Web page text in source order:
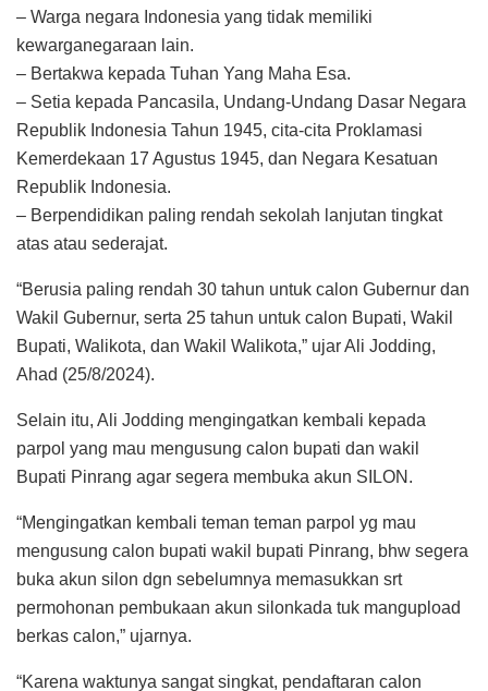
– Warga negara Indonesia yang tidak memiliki
kewarganegaraan lain.
– Bertakwa kepada Tuhan Yang Maha Esa.
– Setia kepada Pancasila, Undang-Undang Dasar Negara
Republik Indonesia Tahun 1945, cita-cita Proklamasi
Kemerdekaan 17 Agustus 1945, dan Negara Kesatuan
Republik Indonesia.
– Berpendidikan paling rendah sekolah lanjutan tingkat
atas atau sederajat.
“Berusia paling rendah 30 tahun untuk calon Gubernur dan
Wakil Gubernur, serta 25 tahun untuk calon Bupati, Wakil
Bupati, Walikota, dan Wakil Walikota,” ujar Ali Jodding,
Ahad (25/8/2024).
Selain itu, Ali Jodding mengingatkan kembali kepada
parpol yang mau mengusung calon bupati dan wakil
Bupati Pinrang agar segera membuka akun SILON.
“Mengingatkan kembali teman teman parpol yg mau
mengusung calon bupati wakil bupati Pinrang, bhw segera
buka akun silon dgn sebelumnya memasukkan srt
permohonan pembukaan akun silonkada tuk mangupload
berkas calon,” ujarnya.
“Karena waktunya sangat singkat, pendaftaran calon